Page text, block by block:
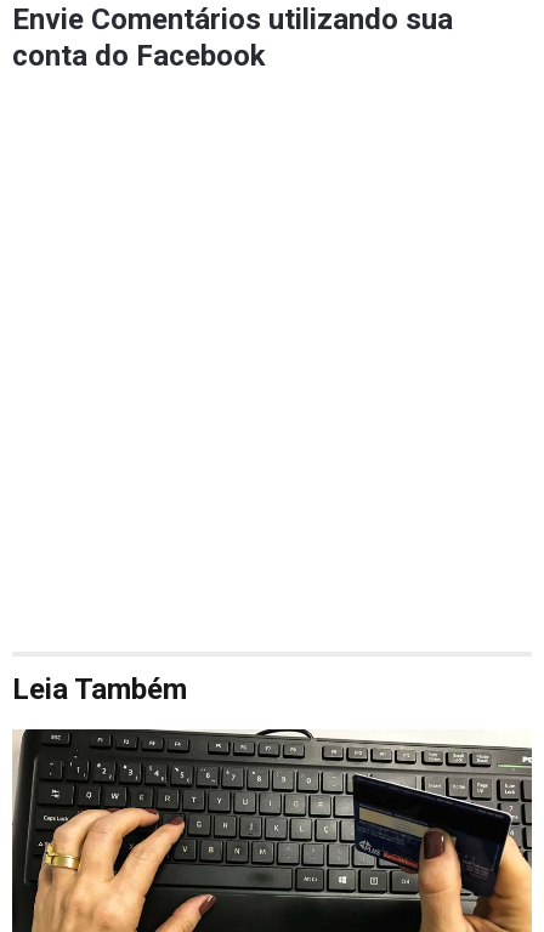
Envie Comentários utilizando sua
conta do Facebook
Leia Também